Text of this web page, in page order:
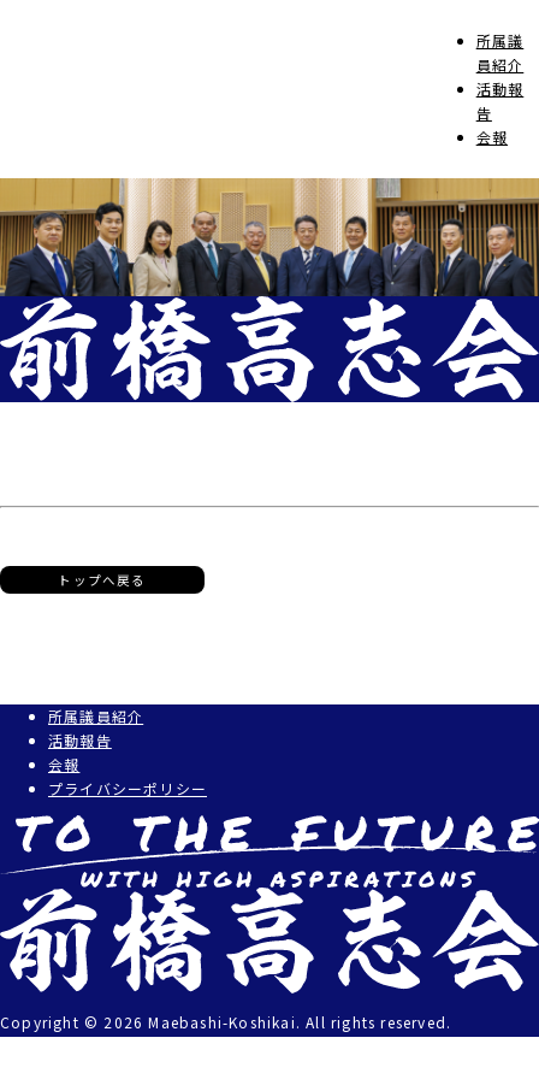
所属議
員紹介
活動報
告
会報
トップへ戻る
所属議員紹介
活動報告
会報
プライバシーポリシー
Copyright © 2026 Maebashi-Koshikai. All rights reserved.